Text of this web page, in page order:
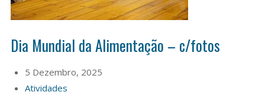
Dia Mundial da Alimentação – c/fotos
5 Dezembro, 2025
Atividades